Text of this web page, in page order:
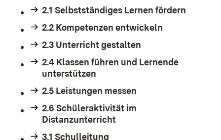
2.1 Selbstständiges Lernen fördern
2.2 Kompetenzen entwickeln
2.3 Unterricht gestalten
2.4 Klassen führen und Lernende
unterstützen
2.5 Leistungen messen
2.6 Schüleraktivität im
Distanzunterricht
3.1 Schulleitung